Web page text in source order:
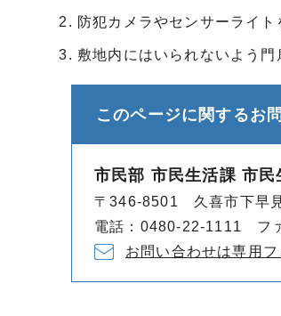
防犯カメラやセンサーライト
敷地内にはいられないよう門
このページに関するお
市民部 市民生活課 市民
〒346-8501 久喜市下早
電話：0480-22-1111 フ
お問い合わせは専用